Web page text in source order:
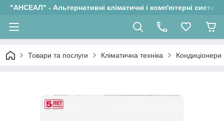
"АНСЕАЛ" - Альтернативні кліматичні і комп'ютерні системи
Товари та послуги Кліматична техніка Кондиціонери